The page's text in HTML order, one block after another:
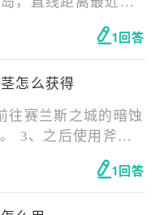
圆盘处）的方向直
。
1回答
怎么获得
往赛兰斯之城的暗蚀
3、之后使用斧头
落巨伞菇根茎和巨
料制作奇异菇菇饲
1回答